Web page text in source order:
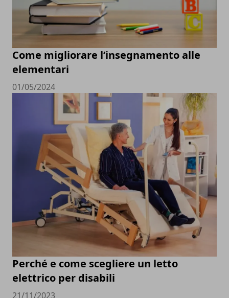
Come migliorare l’insegnamento alle
elementari
01/05/2024
Perché e come scegliere un letto
elettrico per disabili
21/11/2023